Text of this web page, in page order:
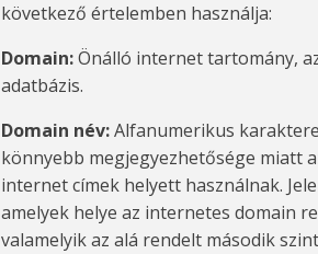
következő értelemben használja:
Domain: Önálló internet tartomány,
adatbázis.
Domain név: Alfanumerikus
könnyebb megjegyezhetősége miatt
internet címek helyett használnak.
amelyek helye az internetes domain
valamelyik az alá rendelt második